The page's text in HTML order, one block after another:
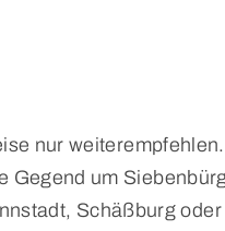
nur
um
Schäßburg